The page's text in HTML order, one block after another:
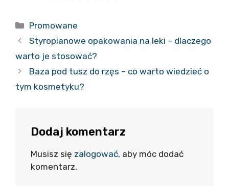
Kategorie
Promowane
Styropianowe opakowania na leki – dlaczego
warto je stosować?
Baza pod tusz do rzęs – co warto wiedzieć o
tym kosmetyku?
Dodaj komentarz
Musisz się zalogować, aby móc dodać
komentarz.